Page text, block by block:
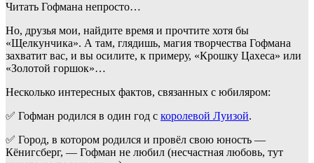
Читать Гофмана непросто…
Но, друзья мои, найдите время и прочтите хотя бы
«Щелкунчика». А там, глядишь, магия творчества Гофмана
захватит вас, и вы осилите, к примеру, «Крошку Цахеса» или
«Золотой горшок»…
Несколько интересных фактов, связанных с юбиляром:
✅ Гофман родился в один год с королевой Луизой.
✅ Город, в котором родился и провёл свою юность —
Кёнигсберг, — Гофман не любил (несчастная любовь, тут